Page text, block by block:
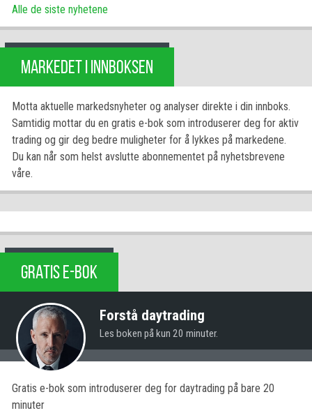
Alle de siste nyhetene
MARKEDET I INNBOKSEN
Motta aktuelle markedsnyheter og analyser direkte i din innboks.
Samtidig mottar du en gratis e-bok som introduserer deg for aktiv
trading og gir deg bedre muligheter for å lykkes på markedene.
Du kan når som helst avslutte abonnementet på nyhetsbrevene
våre.
GRATIS E-BOK
Forstå daytrading
Les boken på kun 20 minuter.
Gratis e-bok som introduserer deg for daytrading på bare 20
minuter